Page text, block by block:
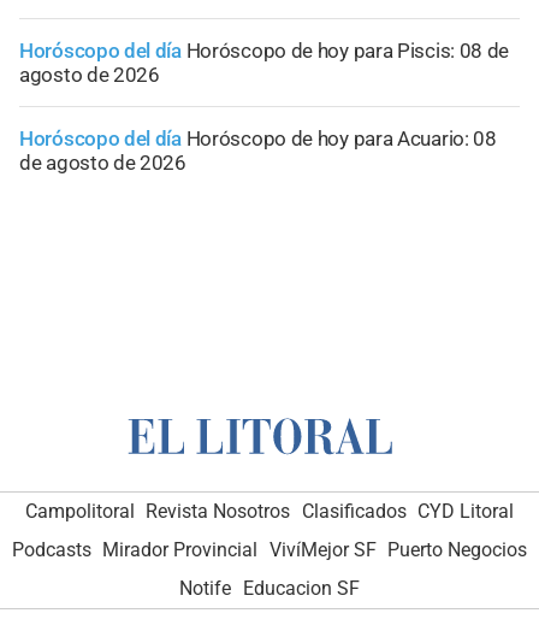
Horóscopo del día Horóscopo de hoy para Piscis: 08 de
agosto de 2026
Horóscopo del día Horóscopo de hoy para Acuario: 08
de agosto de 2026
Campolitoral Revista Nosotros Clasificados CYD Litoral
Podcasts Mirador Provincial VivíMejor SF Puerto Negocios
Notife
Educacion SF